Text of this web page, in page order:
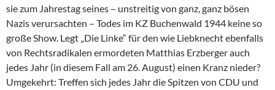
sie zum Jahrestag seines – unstreitig von ganz, ganz bösen
Nazis verursachten – Todes im KZ Buchenwald 1944 keine so
große Show. Legt „Die Linke“ für den wie Liebknecht ebenfalls
von Rechtsradikalen ermordeten Matthias Erzberger auch
jedes Jahr (in diesem Fall am 26. August) einen Kranz nieder?
Umgekehrt: Treffen sich jedes Jahr die Spitzen von CDU und